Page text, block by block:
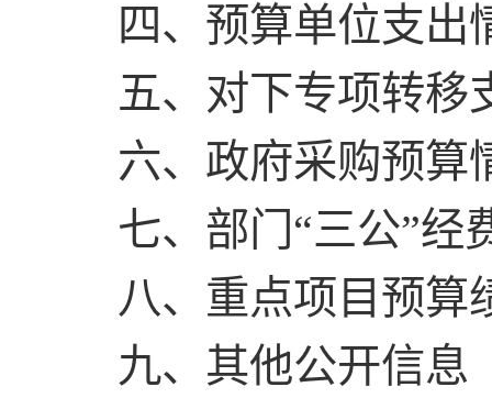
四、预算单位支出
五、对下专项转移
六、政府采购预算
七、部门“三公”经
八、重点项目预算
九、其他公开信息